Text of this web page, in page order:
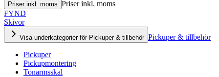
Priser inkl. moms Priser inkl. moms
FYND
Skivor
Visa underkategorier för Pickuper & tillbehör Pickuper & tillbehör
Pickuper
Pickupmontering
Tonarmsskal